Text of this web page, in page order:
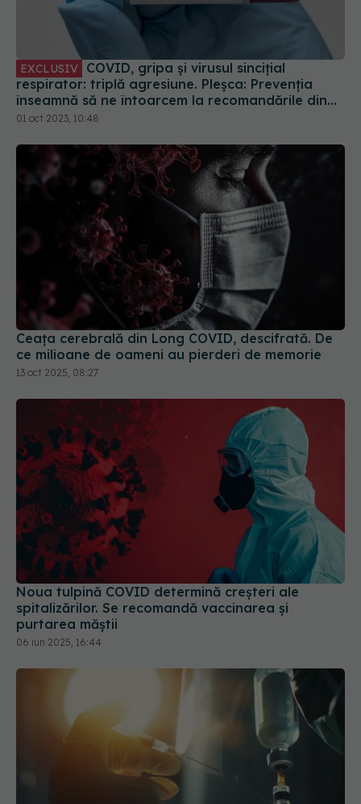
EXCLUSIV
respirator: triplă agresiune. Pleșca: Prevenția
înseamnă să ne întoarcem la recomandările din
timpul pandemiei!
01 oct 2023, 10:48
Ceața cerebrală din Long COVID, descifrată. De
ce milioane de oameni au pierderi de memorie
13 oct 2025, 08:27
Noua tulpină COVID determină creșteri ale
spitalizărilor. Se recomandă vaccinarea și
purtarea măștii
06 iun 2025, 16:44